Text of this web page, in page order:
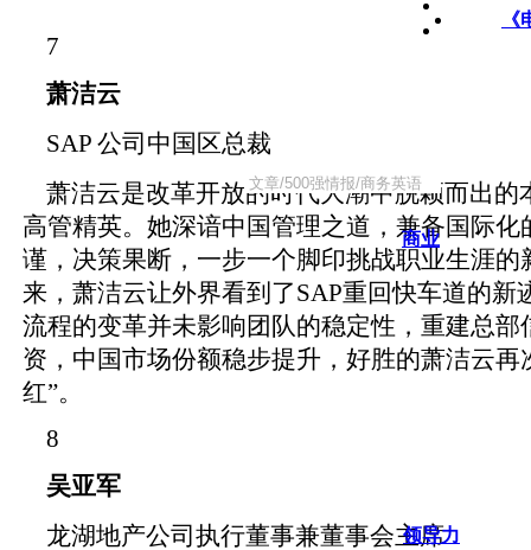
商业
领导力
7
萧洁云
SAP 公司中国区总裁
萧洁云是改革开放的时代大潮中脱颖而出的
高管精英。她深谙中国管理之道，兼备国际化
谨，决策果断，一步一个脚印挑战职业生涯的
来，萧洁云让外界看到了SAP重回快车道的
流程的变革并未影响团队的稳定性，重建总部
资，中国市场份额稳步提升，好胜的萧洁云再
红”。
8
吴亚军
龙湖地产公司执行董事兼董事会主席